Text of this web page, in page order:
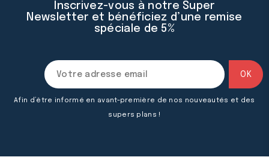
Inscrivez-vous à notre Super
Newsletter et bénéficiez d’une remise
spéciale de 5%
Afin d’être informé en avant-première de nos nouveautés et des
supers plans !